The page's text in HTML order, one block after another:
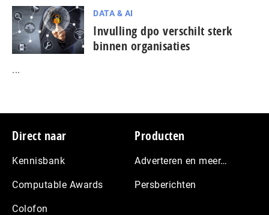
DATA & AI
Invulling dpo verschilt sterk
binnen organisaties
...
Footer
Direct naar
Kennisbank
Computable Awards
Colofon
Producten
Adverteren en meer…
Persberichten